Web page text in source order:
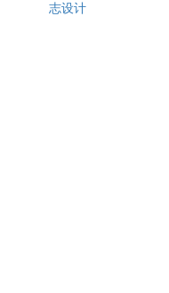
志设计